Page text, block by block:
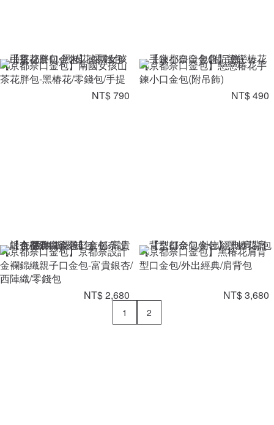
【京都奈口金包】南國女孩山
茶花胖包-黑椿花/零錢包/手提
NT$ 790
【京都奈口金包】戀戀椿花手
鍊小口金包(附吊飾)
NT$ 490
【京都奈口金包】京都奈設計
金襴錦織親子口金包-富貴銀杏/
西陣織/零錢包
NT$ 2,680
【京都奈口金包】黑椿花肩背
型口金包/外出經典/肩背包
NT$ 3,680
1 2